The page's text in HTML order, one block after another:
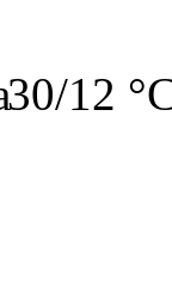
30/12